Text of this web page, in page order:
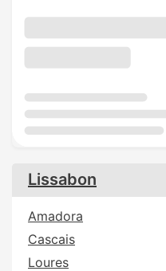
Lissabon
Amadora
Cascais
Loures